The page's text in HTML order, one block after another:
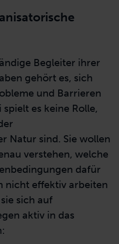
Begleiter ihrer
gehört es, sich
und Barrieren
es keine Rolle,
Natur sind. Sie wollen
verstehen, welche
dafür
nicht effektiv arbeiten
sich auf
aktiv in das